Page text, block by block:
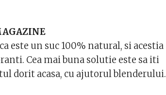
este un suc 100% natural, si acestia
Cea mai buna solutie este sa iti
dorit acasa, cu ajutorul blenderului.